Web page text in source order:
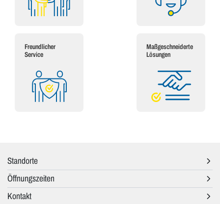
Freundlicher
Service
Maßgeschneiderte
Lösungen
Standorte
Öffnungszeiten
Kontakt